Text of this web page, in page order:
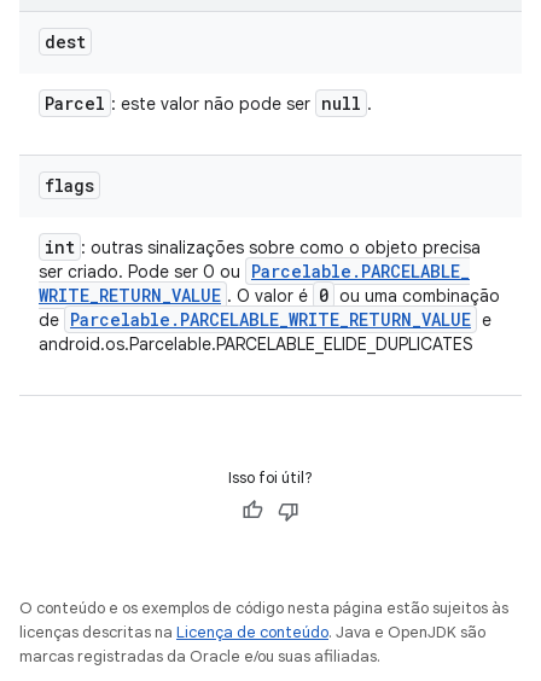
dest
Parcel : este valor não pode ser null .
flags
int : outras sinalizações sobre como o objeto precisa
ser criado. Pode ser 0 ou
Parcelable . PARCELABLE_
WRITE_RETURN_VALUE . O valor é 0 ou uma combinação
de Parcelable . PARCELABLE_WRITE_RETURN_VALUE e
android.os.Parcelable.PARCELABLE_ELIDE_DUPLICATES
Isso foi útil?
O conteúdo e os exemplos de código nesta página estão sujeitos às
licenças descritas na Licença de conteúdo. Java e OpenJDK são
marcas registradas da Oracle e/ou suas afiliadas.